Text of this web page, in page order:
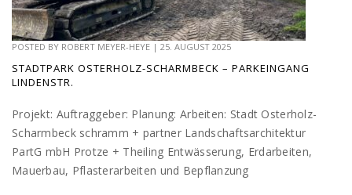
POSTED BY ROBERT MEYER-HEYE | 25. AUGUST 2025
STADTPARK OSTERHOLZ-SCHARMBECK – PARKEINGANG
LINDENSTR.
Projekt: Auftraggeber: Planung: Arbeiten: Stadt Osterholz-
Scharmbeck schramm + partner Landschaftsarchitektur
PartG mbH Protze + Theiling Entwässerung, Erdarbeiten,
Mauerbau, Pflasterarbeiten und Bepflanzung